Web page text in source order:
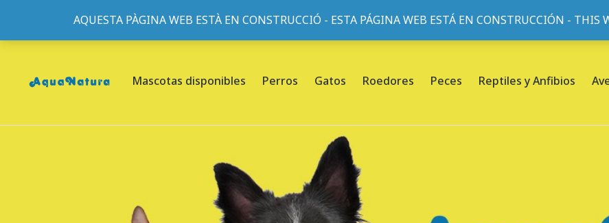
AQUESTA PÀGINA WEB ESTÀ EN CONSTRUCCIÓ - ESTA PÁGINA WEB ESTÁ EN CONSTRUCCIÓN -
933095977-933152057-933103463- C/ de Roger de Flor, 45, L'Eixample, 08013 Barcelona |Sobre nosotros
Mascotas disponibles Perros Gatos Roedores Peces Reptiles y Anfibios